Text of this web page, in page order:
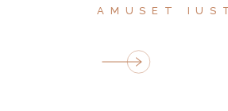
AMUSET